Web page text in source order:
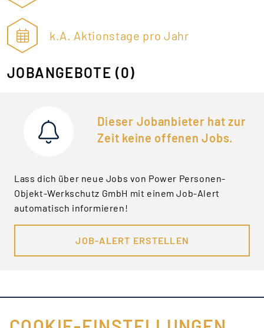
k.A. Aktionstage pro Jahr
JOBANGEBOTE (0)
Dieser Jobanbieter hat zur
Zeit keine offenen Jobs.
Lass dich über neue Jobs von Power Personen-
Objekt-Werkschutz GmbH mit einem Job-Alert
automatisch informieren!
JOB-ALERT ERSTELLEN